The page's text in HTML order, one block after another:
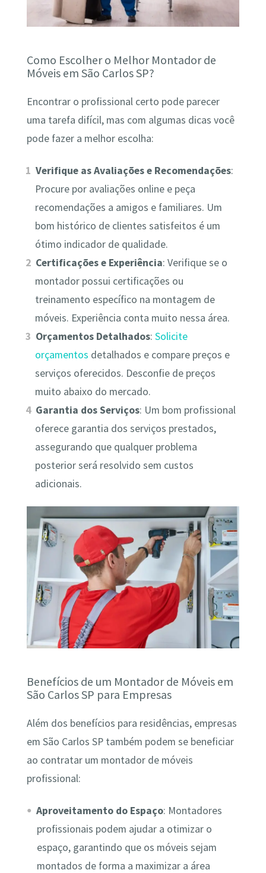
Como Escolher o Melhor Montador de
Móveis em São Carlos SP?
Encontrar o profissional certo pode parecer
uma tarefa difícil, mas com algumas dicas você
pode fazer a melhor escolha:
Verifique as Avaliações e Recomendações:
Procure por avaliações online e peça
recomendações a amigos e familiares. Um
bom histórico de clientes satisfeitos é um
ótimo indicador de qualidade.
Certificações e Experiência: Verifique se o
montador possui certificações ou
treinamento específico na montagem de
móveis. Experiência conta muito nessa área.
Orçamentos Detalhados:Solicite
orçamentos detalhados e compare preços e
serviços oferecidos. Desconfie de preços
muito abaixo do mercado.
Garantia dos Serviços: Um bom profissional
oferece garantia dos serviços prestados,
assegurando que qualquer problema
posterior será resolvido sem custos
adicionais.
Benefícios de um Montador de Móveis em
São Carlos SP para Empresas
Além dos benefícios para residências, empresas
em São Carlos SP também podem se beneficiar
ao contratar um montador de móveis
profissional:
Aproveitamento do Espaço: Montadores
profissionais podem ajudar a otimizar o
espaço, garantindo que os móveis sejam
montados de forma a maximizar a área